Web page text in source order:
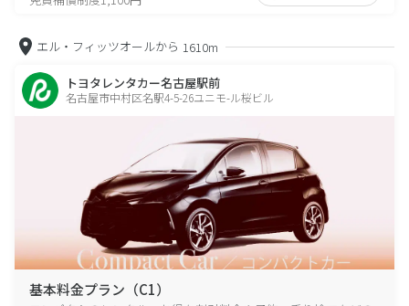
エル・フィッツオールから 1610m
トヨタレンタカー名古屋駅前
名古屋市中村区名駅4-5-26ユニモ-ル桜ビル
基本料金プラン（C1）